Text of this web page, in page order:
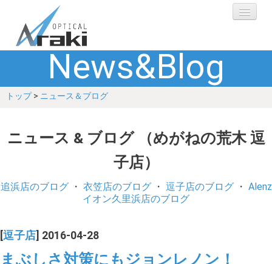
選ばれる理由
ブランド
ショップ
お客さまの声
News&Blog
トップ> ニュース＆ブログ
ニュース & ブログ （めがねの荒木 逗
子店）
追浜店のブログ・ 衣笠店のブログ・ 逗子店のブログ・ Alenz
イオン久里浜店のブログ
逗子店 ] 2016-04-28
まぶしさ対策にもジョンレノン！